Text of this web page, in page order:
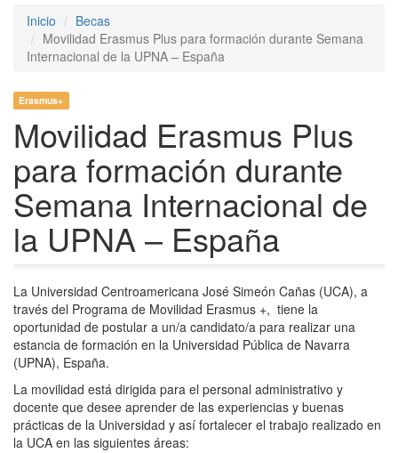
Inicio
Becas
Movilidad Erasmus Plus para formación durante Semana
Internacional de la UPNA – España
Erasmus+
Movilidad Erasmus Plus
para formación durante
Semana Internacional de
la UPNA – España
La Universidad Centroamericana José Simeón Cañas (UCA), a
través del Programa de Movilidad Erasmus +, tiene la
oportunidad de postular a un/a candidato/a para realizar una
estancia de formación en la Universidad Pública de Navarra
(UPNA), España.
La movilidad está dirigida para el personal administrativo y
docente que desee aprender de las experiencias y buenas
prácticas de la Universidad y así fortalecer el trabajo realizado en
la UCA en las siguientes áreas: